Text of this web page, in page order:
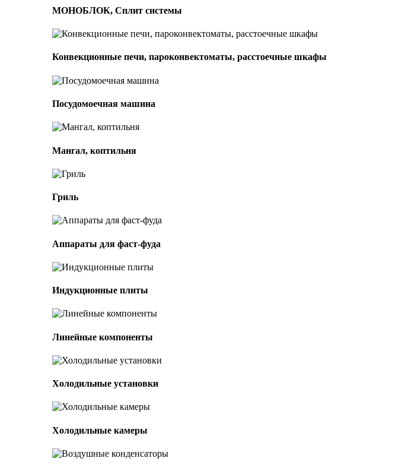
МОНОБЛОК, Сплит системы
Конвекционные печи, пароконвектоматы, расстоечные шкафы
Посудомоечная машина
Мангал, коптильня
Гриль
Аппараты для фаст-фуда
Индукционные плиты
Линейные компоненты
Холодильные установки
Холодильные камеры